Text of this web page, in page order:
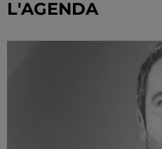
L'AGENDA